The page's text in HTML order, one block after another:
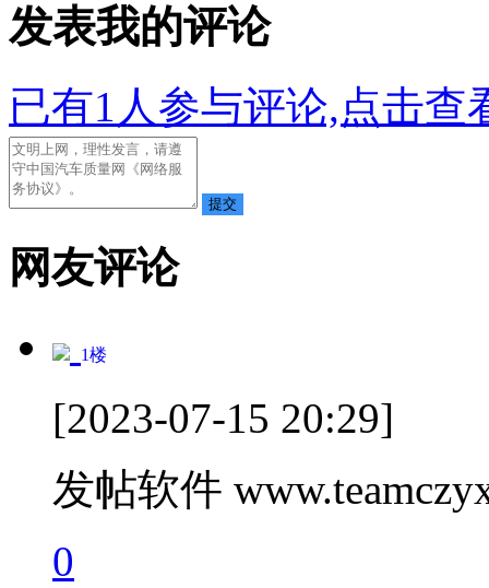
发表我的评论
已有1 人参与评论,点击查
网友评论
1楼
[2023-07-15 20:29]
发帖软件
0